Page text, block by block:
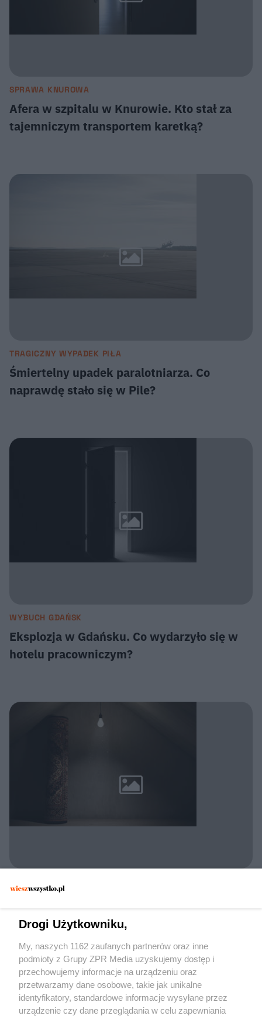
SPRAWA KNUROWA
Afera w szpitalu w Knurowie. Kto stał za
tajemniczym transportem karetką?
TRAGICZNY WYPADEK PIŁA
Śmiertelny upadek paralotniarza. Co
naprawdę stało się w Pile?
WYBUCH GDAŃSK
Eksplozja w Gdańsku. Co wydarzyło się w
hotelu pracowniczym?
dywan wystarczył, by zmylić
funkcjonariuszy?
Drogi Użytkowniku,
My, naszych 1162 zaufanych partnerów oraz inne
podmioty z Grupy ZPR Media uzyskujemy dostęp i
przechowujemy informacje na urządzeniu oraz
przetwarzamy dane osobowe, takie jak unikalne
identyfikatory, standardowe informacje wysyłane przez
urządzenie czy dane przeglądania w celu zapewniania